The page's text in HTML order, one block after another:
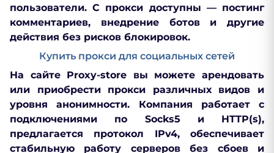
пользователи. С прокси доступны — постинг
комментариев, внедрение ботов и другие
действия без рисков блокировок.
Купить прокси для социальных сетей
На сайте Proxy-store вы можете арендовать
или приобрести прокси различных видов и
уровня анонимности. Компания работает с
подключениями по Socks5 и HTTP(s),
предлагается протокол IPv4, обеспечивает
стабильную работу серверов без сбоев и